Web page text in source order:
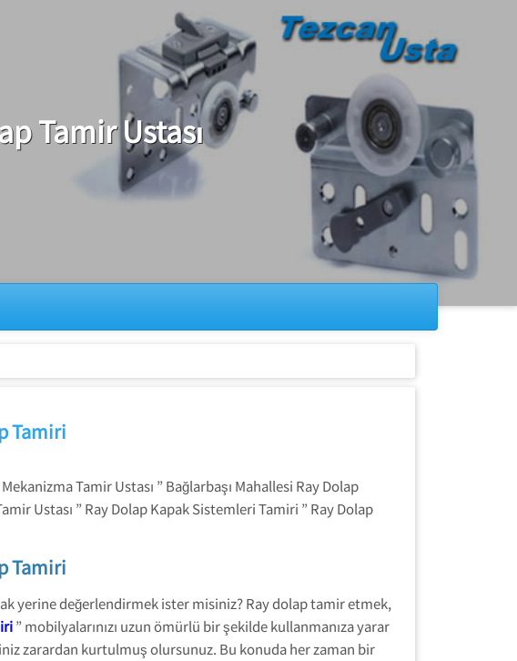
Tamir Ustası
Tamiri
Tamir Ustası ” Bağlarbaşı Mahallesi Ray Dolap
Ustası ” Ray Dolap Kapak Sistemleri Tamiri ” Ray Dolap
Tamiri
yerine değerlendirmek ister misiniz? Ray dolap tamir etmek,
” mobilyalarınızı uzun ömürlü bir şekilde kullanmanıza yarar
zarardan kurtulmuş olursunuz. Bu konuda her zaman bir